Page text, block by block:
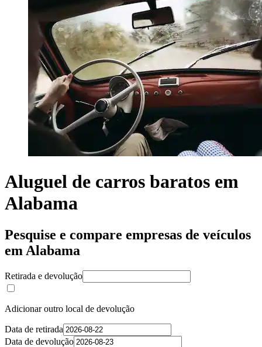
Aluguel de carros baratos em
Alabama
Pesquise e compare empresas de veículos
em Alabama
Retirada e devolução
Adicionar outro local de devolução
Data de retirada
Data de devolução